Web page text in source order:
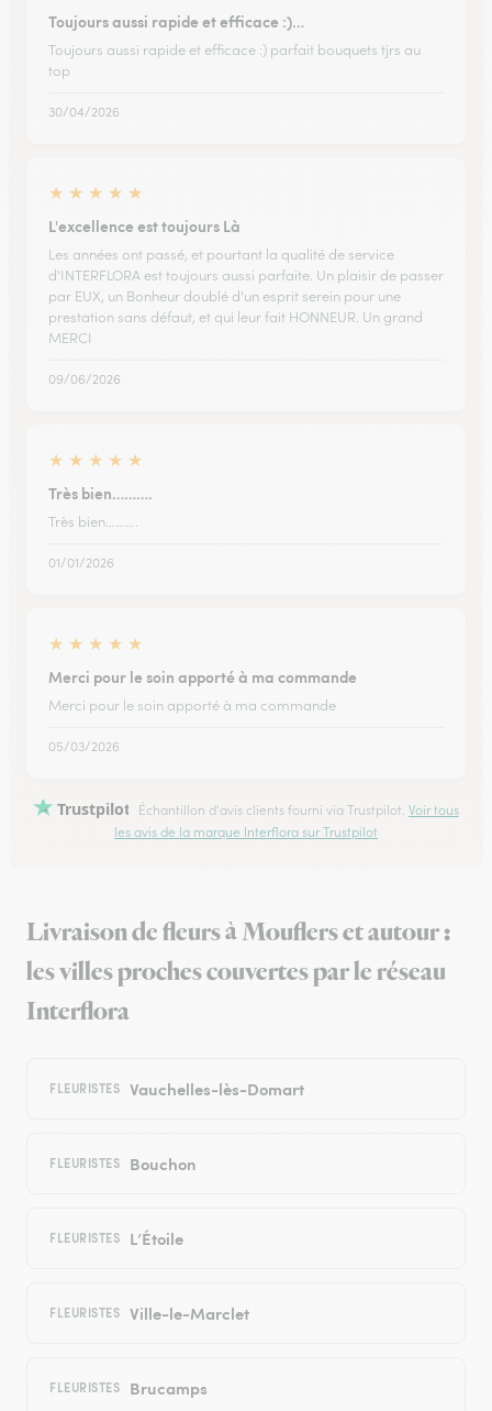
Toujours aussi rapide et efficace :)…
Toujours aussi rapide et efficace :) parfait bouquets tjrs au
top
30/04/2026
★ ★ ★ ★ ★
L'excellence est toujours Là
Les années ont passé, et pourtant la qualité de service
d'INTERFLORA est toujours aussi parfaite. Un plaisir de passer
par EUX, un Bonheur doublé d'un esprit serein pour une
prestation sans défaut, et qui leur fait HONNEUR. Un grand
MERCI
09/06/2026
★ ★ ★ ★ ★
Très bien……….
Très bien……….
01/01/2026
★ ★ ★ ★ ★
Merci pour le soin apporté à ma commande
Merci pour le soin apporté à ma commande
05/03/2026
Trustpilot Échantillon d'avis clients fourni via Trustpilot. Voir tous
les avis de la marque Interflora sur Trustpilot
Livraison de fleurs à Mouflers et autour :
les villes proches couvertes par le réseau
Interflora
FLEURISTES Vauchelles-lès-Domart
FLEURISTES Bouchon
FLEURISTES L’Étoile
FLEURISTES Ville-le-Marclet
FLEURISTES Brucamps